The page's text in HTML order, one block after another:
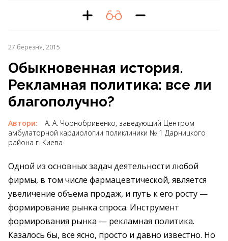
27 березня, 2015
Обыкновенная история.
Рекламная политика: все ли
благополучно?
Автори:
А. А. Чорнобривенко, заведующий Центром
амбулаторной кардиологии поликлиники № 1 Дарницкого
района г. Киева
Одной из основных задач деятельности любой
фирмы, в том числе фармацевтической, является
увеличение объема продаж, и путь к его росту —
формирование рынка спроса. Инструмент
формирования рынка — рекламная политика.
Казалось бы, все ясно, просто и давно известно. Но